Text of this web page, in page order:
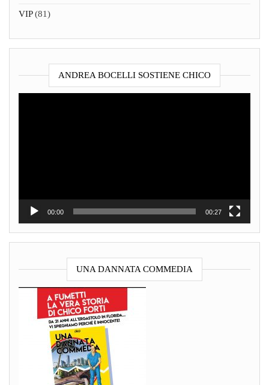
VIP(81)
ANDREA BOCELLI SOSTIENE CHICO
00:00 00:27
UNA DANNATA COMMEDIA